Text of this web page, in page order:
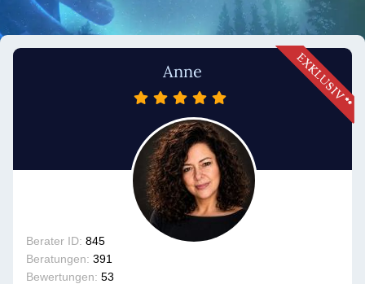
Anne
Berater ID: 845
Beratungen: 391
Bewertungen: 53